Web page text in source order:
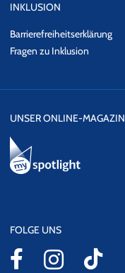
INKLUSION
Barrierefreiheitserklärung
Fragen zu Inklusion
UNSER ONLINE-MAGAZIN
FOLGE UNS